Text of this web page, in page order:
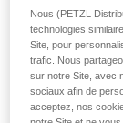
Nous (PETZL
technologies
Site, pour
trafic. Nous
sur notre Site, avec
sociaux afin de
acceptez, nos